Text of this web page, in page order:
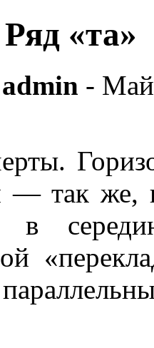
«та»
admin -
— так
в